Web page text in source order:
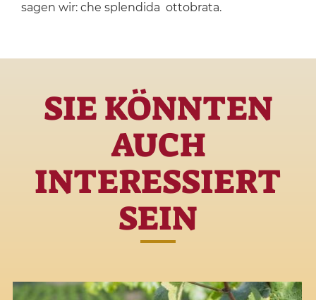
sagen wir: che splendida ottobrata.
SIE KÖNNTEN
AUCH
INTERESSIERT
SEIN